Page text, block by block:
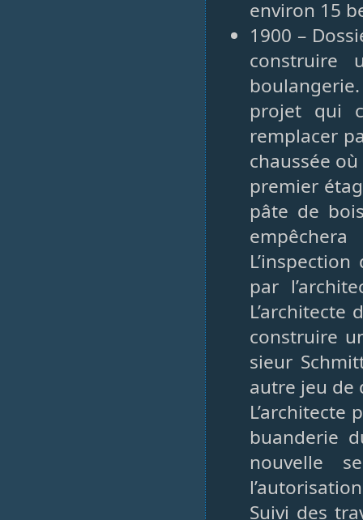
environ 15
1900 –
construire
projet qui
remplacer
chaussée
premier
pâte de
par
construire
sieur
autre jeu de
L’architecte
buanderie
nouvelle
Suivi des